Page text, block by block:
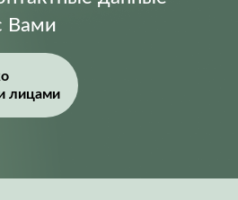
5.25 V
2.7 V
Вами
лицами